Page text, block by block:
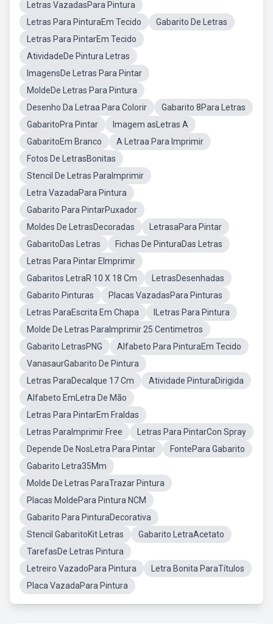
Letras VazadasPara Pintura
Letras Para PinturaEm Tecido
Gabarito De Letras
Letras Para PintarEm Tecido
AtividadeDe Pintura Letras
ImagensDe Letras Para Pintar
MoldeDe Letras Para Pintura
Desenho Da Letraa Para Colorir
Gabarito 8Para Letras
GabaritoPra Pintar
Imagem asLetras A
GabaritoEm Branco
A Letraa Para Imprimir
Fotos De LetrasBonitas
Stencil De Letras ParaImprimir
Letra VazadaPara Pintura
Gabarito Para PintarPuxador
Moldes De LetrasDecoradas
LetrasaPara Pintar
GabaritoDas Letras
Fichas De PinturaDas Letras
Letras Para Pintar EImprimir
Gabaritos LetraR 10 X 18 Cm
LetrasDesenhadas
Gabarito Pinturas
Placas VazadasPara Pinturas
Letras ParaEscrita Em Chapa
ILetras Para Pintura
Molde De Letras ParaImprimir 25 Centimetros
Gabarito LetrasPNG
Alfabeto Para PinturaEm Tecido
VanasaurGabarito De Pintura
Letras ParaDecalque 17 Cm
Atividade PinturaDirigida
Alfabeto EmLetra De Mão
Letras Para PintarEm Fraldas
Letras ParaImprimir Free
Letras Para PintarCon Spray
Depende De NosLetra Para Pintar
FontePara Gabarito
Gabarito Letra35Mm
Molde De Letras ParaTrazar Pintura
Placas MoldePara Pintura NCM
Gabarito Para PinturaDecorativa
Stencil GabaritoKit Letras
Gabarito LetraAcetato
TarefasDe Letras Pintura
Letreiro VazadoPara Pintura
Letra Bonita ParaTítulos
Placa VazadaPara Pintura